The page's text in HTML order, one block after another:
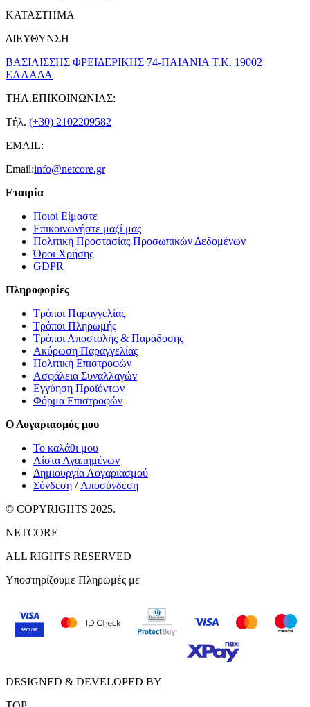
ΚΑΤΑΣΤΗΜΑ
ΔΙΕΥΘΥΝΣΗ
ΒΑΣΙΛΙΣΣΗΣ ΦΡΕΙΔΕΡΙΚΗΣ 74-ΠΑΙΑΝΙΑ Τ.Κ. 19002
ΕΛΛΑΔΑ
ΤΗΛ.ΕΠΙΚΟΙΝΩΝΙΑΣ:
Τήλ. (+30) 2102209582
EMAIL:
Email:info@netcore.gr
Εταιρία
Ποιοί Είμαστε
Επικοινωνήστε μαζί μας
Πολιτική Προστασίας Προσωπικών Δεδομένων
Όροι Χρήσης
GDPR
Πληροφορίες
Τρόποι Παραγγελίας
Τρόποι Πληρωμής
Τρόποι Αποστολής & Παράδοσης
Ακύρωση Παραγγελίας
Πολιτική Επιστροφών
Ασφάλεια Συναλλαγών
Εγγύηση Προϊόντων
Φόρμα Επιστροφών
Ο Λογαριασμός μου
Το καλάθι μου
Λίστα Αγαπημένων
Δημιουργία Λογαριασμού
Σύνδεση / Αποσύνδεση
© COPYRIGHTS 2025.
NETCORE
ALL RIGHTS RESERVED
Υποστηρίζουμε Πληρωμές με
DESIGNED & DEVELOPED BY